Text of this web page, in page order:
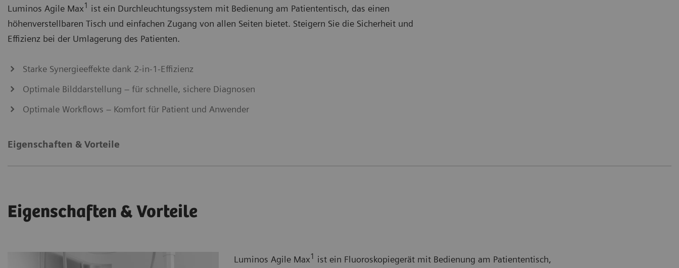
Luminos Agile Max1 ist ein Durchleuchtungssystem mit Bedienung am Patiententisch, das einen
höhenverstellbaren Tisch und einfachen Zugang von allen Seiten bietet. Steigern Sie die Sicherheit und
Effizienz bei der Umlagerung des Patienten.
Starke Synergieeffekte dank 2-in-1-Effizienz
Optimale Bilddarstellung – für schnelle, sichere Diagnosen
Optimale Workflows – Komfort für Patient und Anwender
Eigenschaften & Vorteile
Eigenschaften & Vorteile
Luminos Agile Max1 ist ein Fluoroskopiegerät mit Bedienung am Patiententisch,